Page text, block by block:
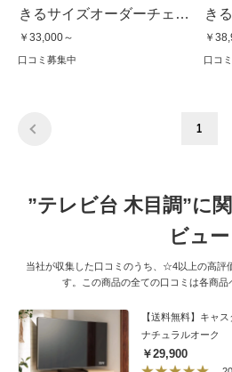
きるサイズオーダーチェス
ト 3段（高さ71cm）・奥行
52cm・幅25〜80cm
￥33,000～
口コミ募集中
き
ト
￥
口コ
1
”テレビ台 木目調”に
ビュー
当社が収集した口コミのうち、☆4以上の高評
す。この商品の全ての口コミは各商品
ナチュラルオーク
￥29,900